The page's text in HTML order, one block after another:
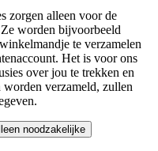
zorgen alleen voor de
worden bijvoorbeeld
te verzamelen
Het is voor ons
over jou te trekken en
worden verzameld, zullen
noodzakelijke